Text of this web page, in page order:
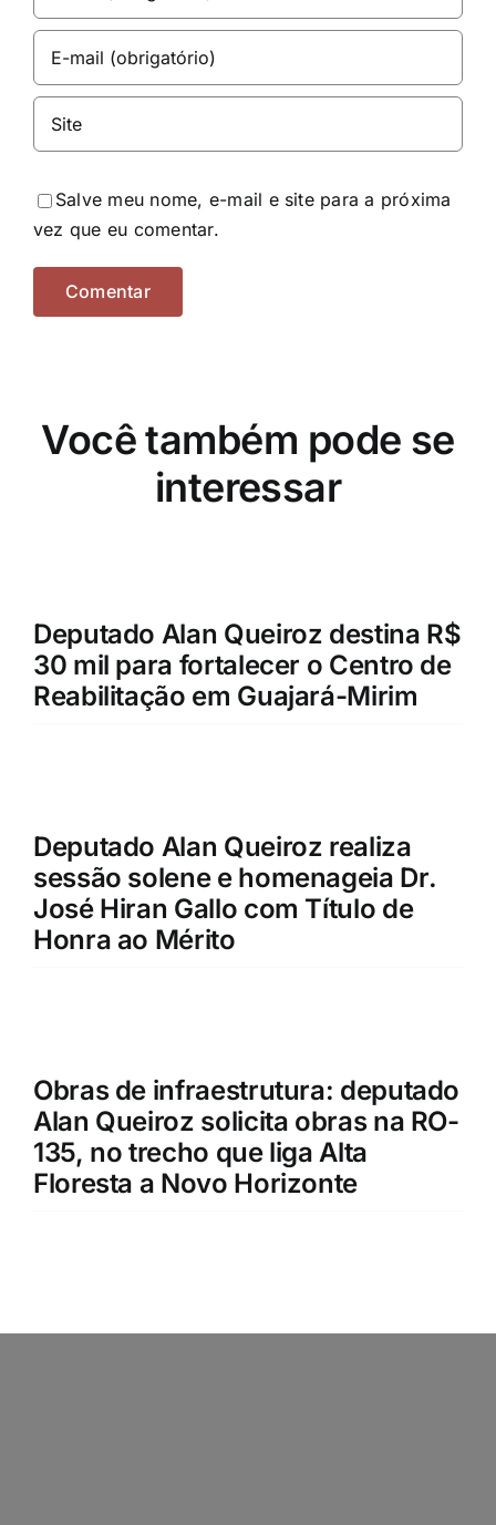
Salve meu nome, e-mail e site para a próxima
vez que eu comentar.
Você também pode se
interessar
Deputado Alan Queiroz destina R$
30 mil para fortalecer o Centro de
Reabilitação em Guajará-Mirim
Deputado Alan Queiroz realiza
sessão solene e homenageia Dr.
José Hiran Gallo com Título de
Honra ao Mérito
Obras de infraestrutura: deputado
Alan Queiroz solicita obras na RO-
135, no trecho que liga Alta
Floresta a Novo Horizonte